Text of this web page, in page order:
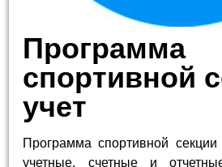
Программа
спортивной
учет
Программа спортивной секции
учетные, счетные и